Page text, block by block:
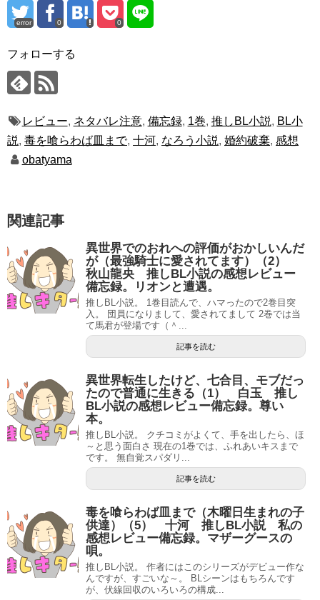
error 0 0
フォローする
レビュー, ネタバレ注意, 備忘録, 1巻, 推しBL小説, BL小
説, 毒を喰らわば皿まで, 十河, なろう小説, 婚約破棄, 感想
obatyama
関連記事
異世界でのおれへの評価がおかしいんだ
が（最強騎士に愛されてます）（2）
秋山龍央 推しBL小説の感想レビュー
備忘録。リオンと遭遇。
推しBL小説。 1巻目読んで、ハマったので2巻目突
入。 団員になりまして、愛されてまして 2巻では当
て馬君が登場です（＾...
記事を読む
異世界転生したけど、七合目、モブだっ
たので普通に生きる（1） 白玉 推し
BL小説の感想レビュー備忘録。尊い
本。
推しBL小説。 クチコミがよくて、手を出したら、ほ
～と思う面白さ 現在の1巻では、ふれあいキスまで
です。 無自覚スパダリ...
記事を読む
毒を喰らわば皿まで（木曜日生まれの子
供達）（5） 十河 推しBL小説 私の
感想レビュー備忘録。マザーグースの
唄。
推しBL小説。 作者にはこのシリーズがデビュー作な
んですが、すごいな～。 BLシーンはもちろんです
が、伏線回収のいろいろの構成...